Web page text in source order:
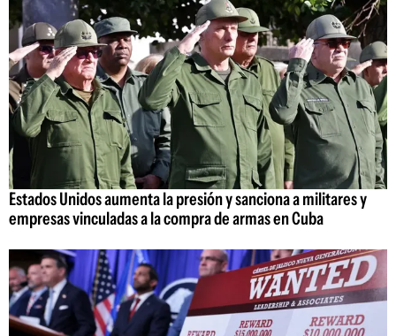
Estados Unidos aumenta la presión y sanciona a militares y
empresas vinculadas a la compra de armas en Cuba